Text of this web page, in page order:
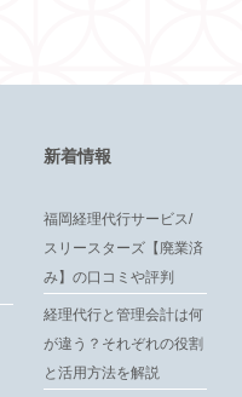
新着情報
福岡経理代行サービス/
スリースターズ【廃業済
み】の口コミや評判
経理代行と管理会計は何
が違う？それぞれの役割
と活用方法を解説